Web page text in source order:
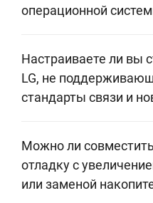
операционной
создает резервную
данных. Вся
пользовательских
развертывания новой
накопитель клиента с
структуры папок.
Настраиваете ли вы
LG, не
стандарты связи и
установка легковесных
систем и подбор
Это позволяет
Можно ли
отладку с
или заменой